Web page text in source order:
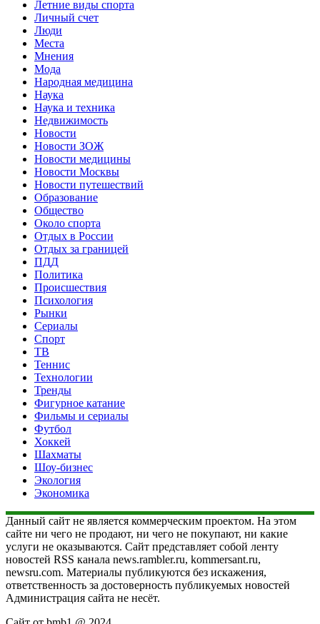
Летние виды спорта
Личный счет
Люди
Места
Мнения
Мода
Народная медицина
Наука
Наука и техника
Недвижимость
Новости
Новости ЗОЖ
Новости медицины
Новости Москвы
Новости путешествий
Образование
Общество
Около спорта
Отдых в России
Отдых за границей
ПДД
Политика
Происшествия
Психология
Рынки
Сериалы
Спорт
ТВ
Теннис
Технологии
Тренды
Фигурное катание
Фильмы и сериалы
Футбол
Хоккей
Шахматы
Шоу-бизнес
Экология
Экономика
Данный сайт не является коммерческим проектом. На этом
сайте ни чего не продают, ни чего не покупают, ни какие
услуги не оказываются. Сайт представляет собой ленту
новостей RSS канала news.rambler.ru, kommersant.ru,
newsru.com. Материалы публикуются без искажения,
ответственность за достоверность публикуемых новостей
Администрация сайта не несёт.